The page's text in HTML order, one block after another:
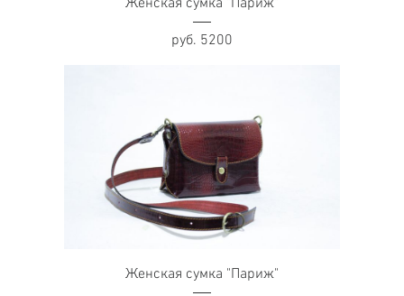
руб. 5200
Женская сумка "Париж"